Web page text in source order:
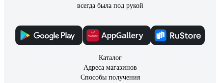
всегда была под рукой
Каталог
Адреса магазинов
Способы получения